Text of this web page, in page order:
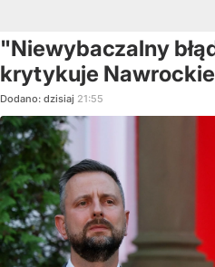
"Niewybaczalny
krytykuje
Dodano: dzisiaj 21:55